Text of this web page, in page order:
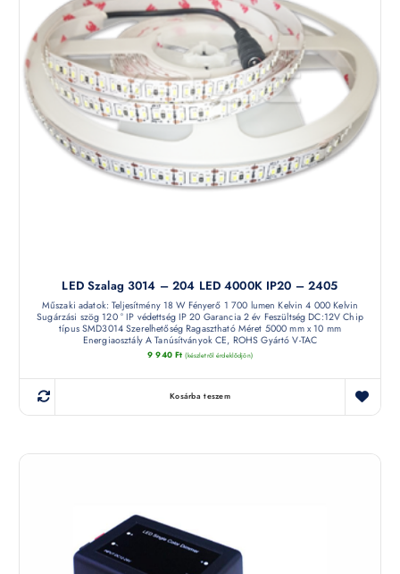
LED Szalag 3014 – 204 LED 4000K IP20 – 2405
Műszaki adatok: Teljesítmény 18 W Fényerő 1 700 lumen Kelvin 4 000 Kelvin
Sugárzási szög 120 ° IP védettség IP 20 Garancia 2 év Feszültség DC:12V Chip
típus SMD3014 Szerelhetőség Ragasztható Méret 5000 mm x 10 mm
Energiaosztály A Tanúsítványok CE, ROHS Gyártó V-TAC
9 940 Ft (készletről érdeklődjön)
Kosárba teszem